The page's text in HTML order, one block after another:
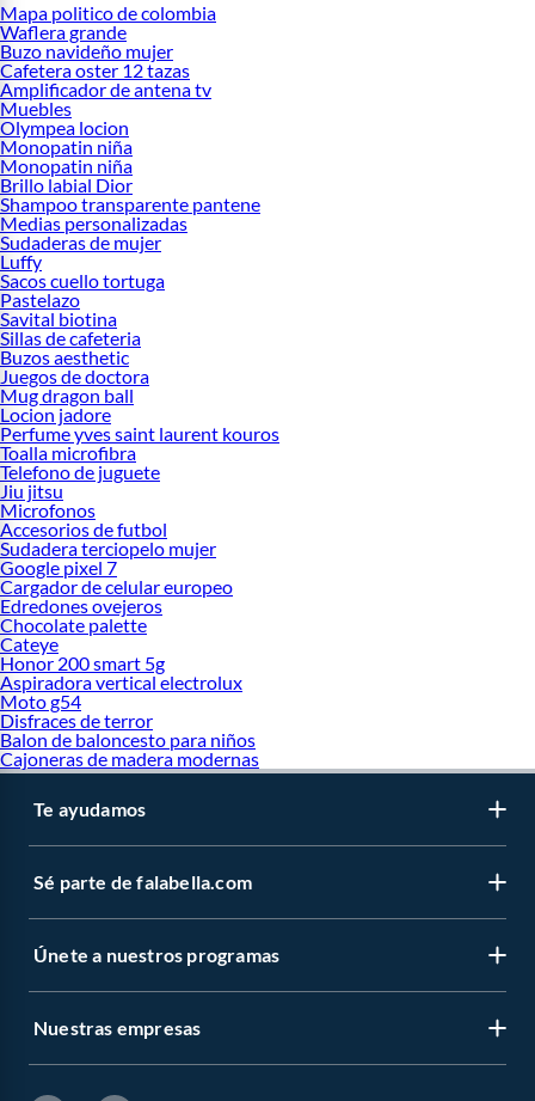
Mapa politico de colombia
Waflera grande
Buzo navideño mujer
Cafetera oster 12 tazas
Amplificador de antena tv
Muebles
Olympea locion
Monopatin niña
Monopatin niña
Brillo labial Dior
Shampoo transparente pantene
Medias personalizadas
Sudaderas de mujer
Luffy
Sacos cuello tortuga
Pastelazo
Savital biotina
Sillas de cafeteria
Buzos aesthetic
Juegos de doctora
Mug dragon ball
Locion jadore
Perfume yves saint laurent kouros
Toalla microfibra
Telefono de juguete
Jiu jitsu
Microfonos
Accesorios de futbol
Sudadera terciopelo mujer
Google pixel 7
Cargador de celular europeo
Edredones ovejeros
Chocolate palette
Cateye
Honor 200 smart 5g
Aspiradora vertical electrolux
Moto g54
Disfraces de terror
Balon de baloncesto para niños
Cajoneras de madera modernas
Te ayudamos
Sé parte de falabella.com
Únete a nuestros programas
Nuestras empresas